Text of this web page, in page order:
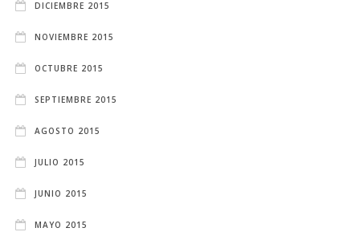
DICIEMBRE 2015
NOVIEMBRE 2015
OCTUBRE 2015
SEPTIEMBRE 2015
AGOSTO 2015
JULIO 2015
JUNIO 2015
MAYO 2015